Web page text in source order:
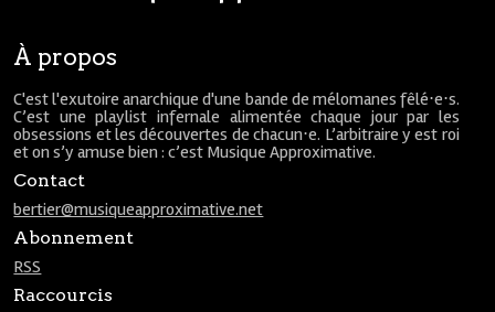
À propos
C'est l'exutoire anarchique d'une bande de mélomanes fêlé⋅e⋅s.
C’est une playlist infernale alimentée chaque jour par les
obsessions et les découvertes de chacun⋅e. L’arbitraire y est roi
et on s’y amuse bien : c’est Musique Approximative.
Contact
bertier@musiqueapproximative.net
Abonnement
RSS
Raccourcis